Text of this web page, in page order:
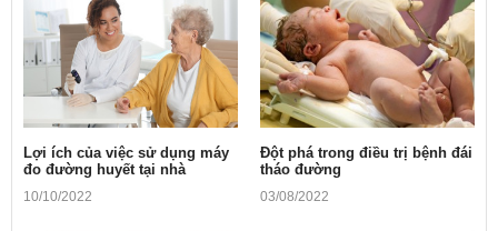
Lợi ích của việc sử dụng máy
đo đường huyết tại nhà
10/10/2022
Ðột phá trong điều trị bệnh đái
tháo đường
03/08/2022